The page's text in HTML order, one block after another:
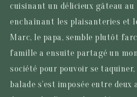
cuisinant un délicieux gâteau
enchaînant les plaisanteries et
Marc, le papa, semble plutôt
famille a ensuite partagé un
société pour pouvoir se
balade s’est imposée entre deux